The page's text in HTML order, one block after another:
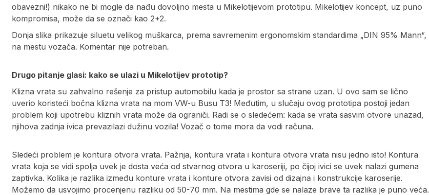
obavezni!) nikako ne bi mogle da nađu dovoljno mesta u Mikelotijevom prototipu. Mikelotijev koncept, uz puno
kompromisa, može da se označi kao 2+2.
Donja slika prikazuje siluetu velikog muškarca, prema savremenim ergonomskim standardima „DIN 95% Mann“,
na mestu vozača. Komentar nije potreban.
Drugo pitanje glasi: kako se ulazi u Mikelotijev prototip?
Klizna vrata su zahvalno rešenje za pristup automobilu kada je prostor sa strane uzan. U ovo sam se lično
uverio koristeći bočna klizna vrata na mom VW-u Busu T3! Međutim, u slučaju ovog prototipa postoji jedan
problem koji upotrebu kliznih vrata može da ograniči. Radi se o sledećem: kada se vrata sasvim otvore unazad,
njihova zadnja ivica prevazilazi dužinu vozila! Vozač o tome mora da vodi računa.
Sledeći problem je kontura otvora vrata. Pažnja, kontura vrata i kontura otvora vrata nisu jedno isto! Kontura
vrata koja se vidi spolja uvek je dosta veća od stvarnog otvora u karoseriji, po čijoj ivici se uvek nalazi gumena
zaptivka. Kolika je razlika između konture vrata i konture otvora zavisi od dizajna i konstrukcije karoserije.
Možemo da usvojimo procenjenu razliku od 50-70 mm. Na mestima gde se nalaze brave ta razlika je puno veća.